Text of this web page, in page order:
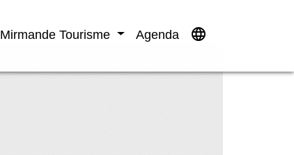
Mirmande Tourisme Agenda language